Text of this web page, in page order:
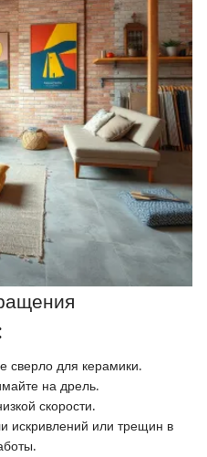
сверло для керамики.
на дрель.
скорости.
искривлений или трещин в